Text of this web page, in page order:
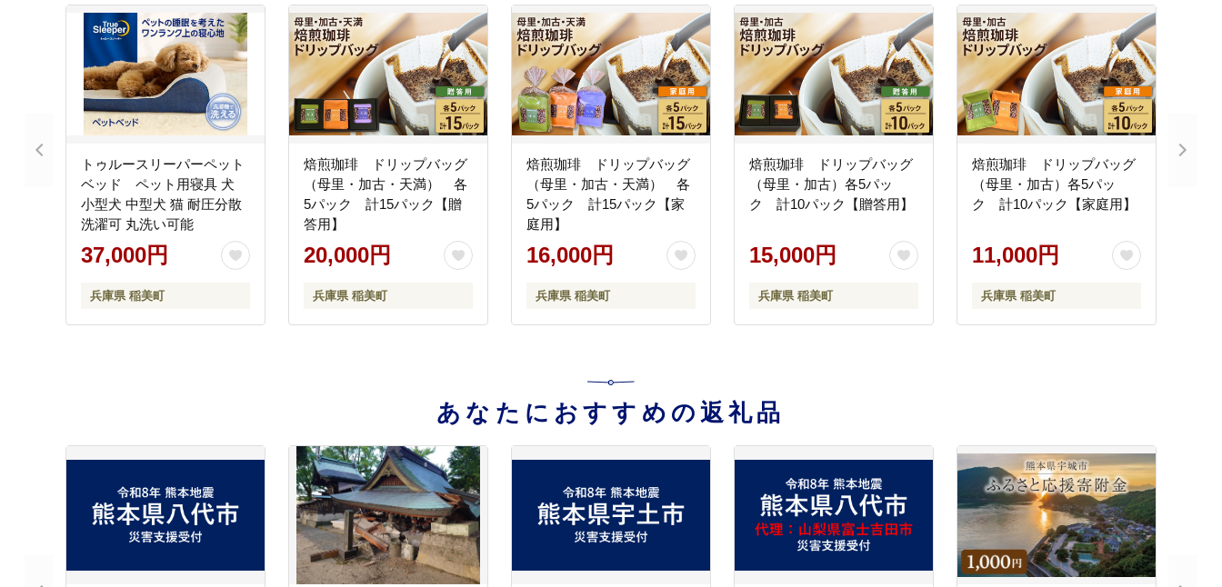
トゥルースリーパーペット
ベッド ペット用寝具 犬
小型犬 中型犬 猫 耐圧分散
洗濯可 丸洗い可能
37,000円
兵庫県 稲美町
焙煎珈琲 ドリップバッグ
（母里・加古・天満） 各
5パック 計15パック【贈
答用】
20,000円
兵庫県 稲美町
焙煎珈琲 ドリップバッグ
（母里・加古・天満） 各
5パック 計15パック【家
庭用】
16,000円
兵庫県 稲美町
焙煎珈琲 ドリップバッグ
（母里・加古）各5パッ
ク 計10パック【贈答用】
15,000円
兵庫県 稲美町
焙煎珈琲 ドリップバッグ
（母里・加古）各5パッ
ク 計10パック【家庭用】
11,000円
兵庫県 稲美町
あなたにおすすめの返礼品